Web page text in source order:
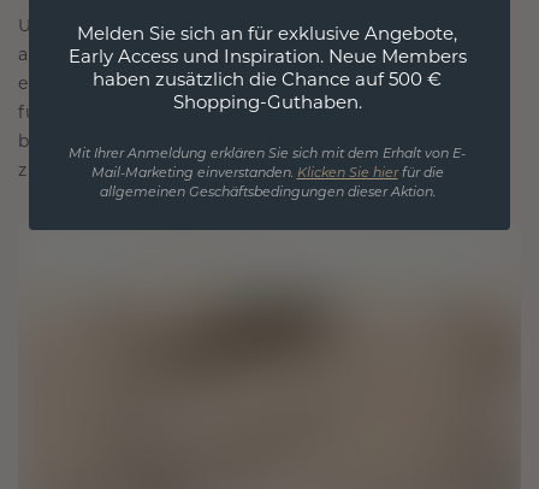
Unsere Designphilosophie ist auf Verbindung
ausgelegt, wobei jedes Stück so gestaltet ist, dass
es die Zeit überdauert. Es wird zu Ihrem Symbol
für Liebe und wertvolle Momente, das dazu
bestimmt ist, für immer getragen und geschätzt
zu werden.
Melden Sie sich an für exklusive Angebote,
Early Access und Inspiration. Neue Members
haben zusätzlich die Chance auf 500 €
Shopping-Guthaben.
Mit Ihrer Anmeldung erklären Sie sich mit dem Erhalt von E-
Mail-Marketing einverstanden. Klicken Sie hierfür die
allgemeinen Geschäftsbedingungen dieser Aktion.